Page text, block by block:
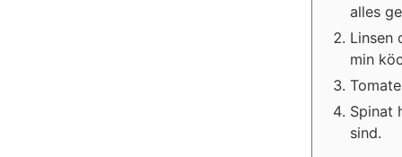
alles
Linsen
min
Spinat
sind.